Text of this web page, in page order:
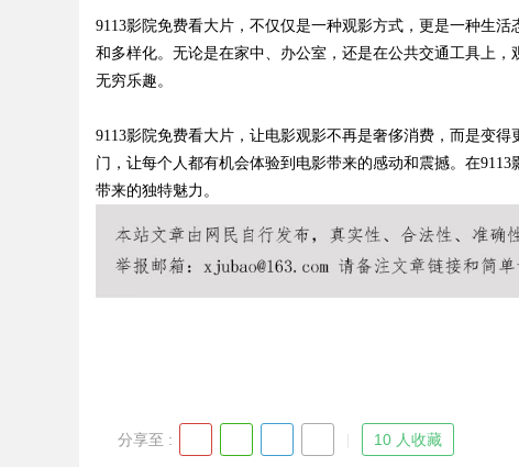
Bo
9113影院免费看大片，不仅仅是一种观影方式，更是一种生
和多样化。无论是在家中、办公室，还是在公共交通工具上
无穷乐趣。
9113影院免费看大片，让电影观影不再是奢侈消费，而是变
门，让每个人都有机会体验到电影带来的感动和震撼。在
带来的独特魅力。
分享至 : 10 人收藏